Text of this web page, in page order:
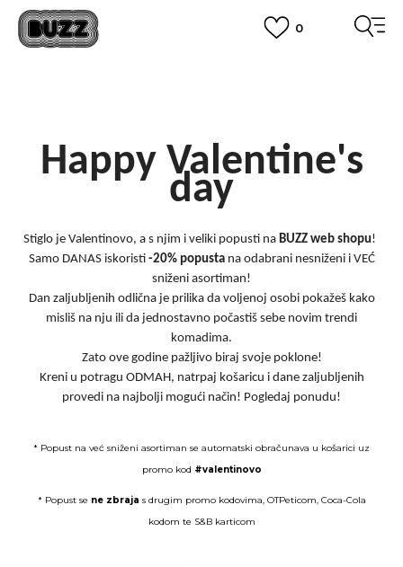
0
3 do 5 radnih dana
POGLEDAJ VIŠE
POVRAT ROBE
u roku od 14 dana
POGLEDAJ VIŠE
PLAĆANJE NA RATE
do 12 rata bez kamata
POGLEDAJ VIŠE
CLICK& COLLECT
besplatno preuzimanje u trgovini
POGLEDAJ VIŠE
KORISNIČKA SLUŽBA
kontaktirajte nas brzo i jednostavno
KAKO DO R1 RAČUNA
POGLEDAJ VIŠE
Happy Valentine's
day
Stiglo je Valentinovo, a s njim i veliki popusti na BUZZ web shopu!
Samo DANAS iskoristi -20% popusta na odabrani nesniženi i VEĆ
sniženi asortiman!
Dan zaljubljenih odlična je prilika da voljenoj osobi pokažeš kako
misliš na nju ili da jednostavno počastiš sebe novim trendi
komadima.
Zato ove godine pažljivo biraj svoje poklone!
Kreni u potragu ODMAH, natrpaj košaricu i dane zaljubljenih
provedi na najbolji mogući način! Pogledaj ponudu!
* Popust na već sniženi asortiman se automatski obračunava u košarici uz
promo kod #valentinovo
* Popust se ne zbraja s drugim promo kodovima, OTPeticom, Coca-Cola
kodom te S&B karticom